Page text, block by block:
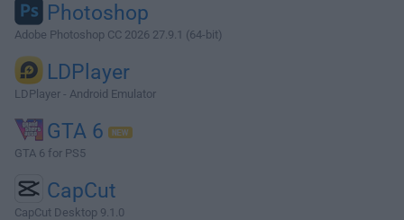
Photoshop
Adobe Photoshop CC 2026 27.9.1 (64-bit)
LDPlayer
LDPlayer - Android Emulator
GTA 6
GTA 6 for PS5
CapCut
CapCut Desktop 9.1.0